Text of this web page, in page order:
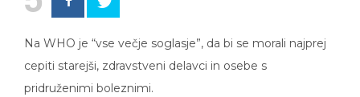
Na WHO je “vse večje soglasje”, da bi se morali najprej
cepiti starejši, zdravstveni delavci in osebe s
pridruženimi boleznimi.